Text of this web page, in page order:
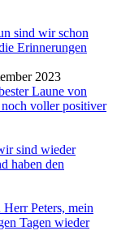
sind wir schon
Erinnerungen
2023
Laune von
voller positiver
sind wieder
haben den
Peters, mein
Tagen wieder